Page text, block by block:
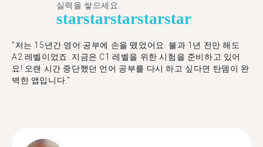
실력을 쌓으세요.
starstarstarstarstar
"저는 15년간 영어 공부에 손을 뗐었어요. 불과 1년 전만 해도
A2 레벨이었죠. 지금은 C1 레벨을 위한 시험을 준비하고 있어
요! 오랜 시간 중단했던 언어 공부를 다시 하고 싶다면 탄뎀이 완
벽한 앱입니다."